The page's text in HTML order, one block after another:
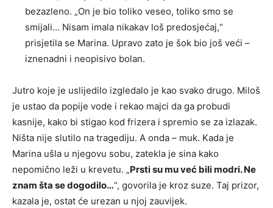
bezazleno. „On je bio toliko veseo, toliko smo se
smijali… Nisam imala nikakav loš predosjećaj,“
prisjetila se Marina. Upravo zato je šok bio još veći –
iznenadni i neopisivo bolan.
Jutro koje je uslijedilo izgledalo je kao svako drugo. Miloš
je ustao da popije vode i rekao majci da ga probudi
kasnije, kako bi stigao kod frizera i spremio se za izlazak.
Ništa nije slutilo na tragediju. A onda – muk. Kada je
Marina ušla u njegovu sobu, zatekla je sina kako
nepomično leži u krevetu. „Prsti su mu već bili modri. Ne
znam šta se dogodilo…“, govorila je kroz suze. Taj prizor,
kazala je, ostat će urezan u njoj zauvijek.